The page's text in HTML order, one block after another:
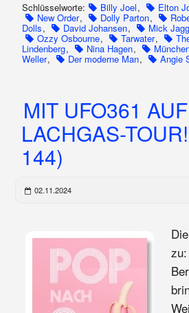
Schlüsselworte: Billy Joel, Elton
New Order, Dolly Parton,
Dolls, David Johansen, Mick
Ozzy Osbourne, Tarwater,
Lindenberg, Nina Hagen,
Weller, Der moderne Man, Angie
MIT UFO361 AUF
LACHGAS-
144)
02.11.2024